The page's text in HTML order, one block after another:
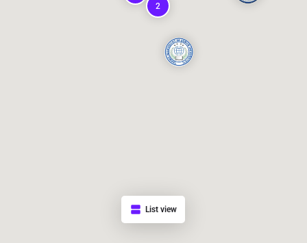
2
List view